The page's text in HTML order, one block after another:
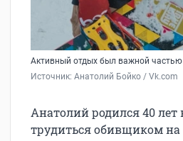
Активный отдых был важной
Источник: Анатолий Бойко / Vk.com
Анатолий родился 40
трудиться обивщиком на